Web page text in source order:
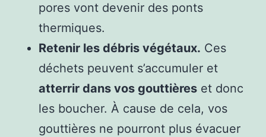
pores vont devenir des ponts
thermiques.
Retenir les débris végétaux. Ces
déchets peuvent s’accumuler et
atterrir dans vos gouttières et donc
les boucher. À cause de cela, vos
gouttières ne pourront plus évacuer